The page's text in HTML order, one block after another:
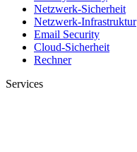
Netzwerk-Sicherheit
Netzwerk-Infrastruktur
Email Security
Cloud-Sicherheit
Rechner
Services